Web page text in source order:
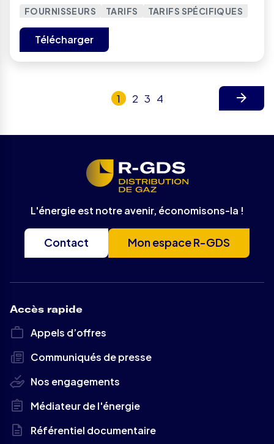
FOURNISSEURS TARIFS TARIFS SPÉCIFIQUES
Télécharger
1 2 3 4
L'énergie est notre avenir, économisons-la !
Contact Mon espace R-GDS
Accès rapide
Appels d’offres
Communiqués de presse
Nos engagements
Médiateur de l'énergie
Référentiel documentaire